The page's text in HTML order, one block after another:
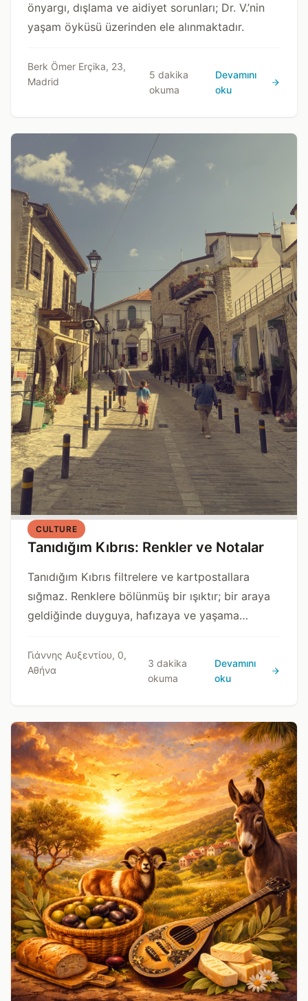
önyargı, dışlama ve aidiyet sorunları; Dr. V.’nin
yaşam öyküsü üzerinden ele alınmaktadır.
Berk Ömer Erçika, 23,
Madrid
5 dakika
okuma
Devamını
oku
CULTURE
Tanıdığım Kıbrıs: Renkler ve Notalar
Tanıdığım Kıbrıs filtrelere ve kartpostallara
sığmaz. Renklere bölünmüş bir ışıktır; bir araya
geldiğinde duyguya, hafızaya ve yaşama
değil, fark edilmek isteyen bir yerdir.
Γιάννης Αυξεντίου, 0,
Αθήνα
3 dakika
okuma
Devamını
oku